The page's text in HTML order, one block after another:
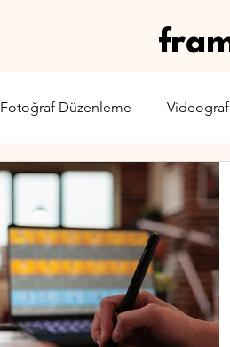
Fotoğraf Düzenleme
Drone Karşılaştırma